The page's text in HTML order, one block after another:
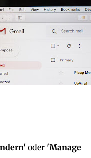
oder 'Manage